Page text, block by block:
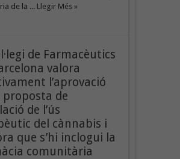
de la ... Llegir Més »
de Farmacèutics
valora
l’aprovació
proposta de
de l’ús
del cànnabis i
que s’hi inclogui la
comunitària